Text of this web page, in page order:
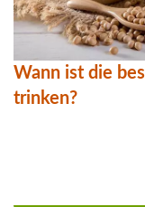
Wann ist die
trinken?